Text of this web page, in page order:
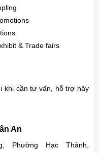
& Trade fairs
khi cần tư vấn, hỗ trợ hãy
An
Phường Hạc Thành,